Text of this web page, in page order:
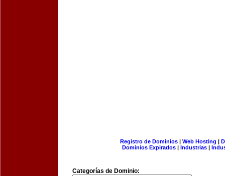
Registro de Dominios| Web Hosting |
Dominios Expirados | Industrias |
Categorías de Dominio: